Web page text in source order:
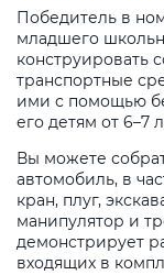
Победитель в
младшего
конструировать
транспортные
ими с помощью
его детям от 6–7
Вы можете
автомобиль, в
кран, плуг,
манипулятор и
демонстрирует
входящих в